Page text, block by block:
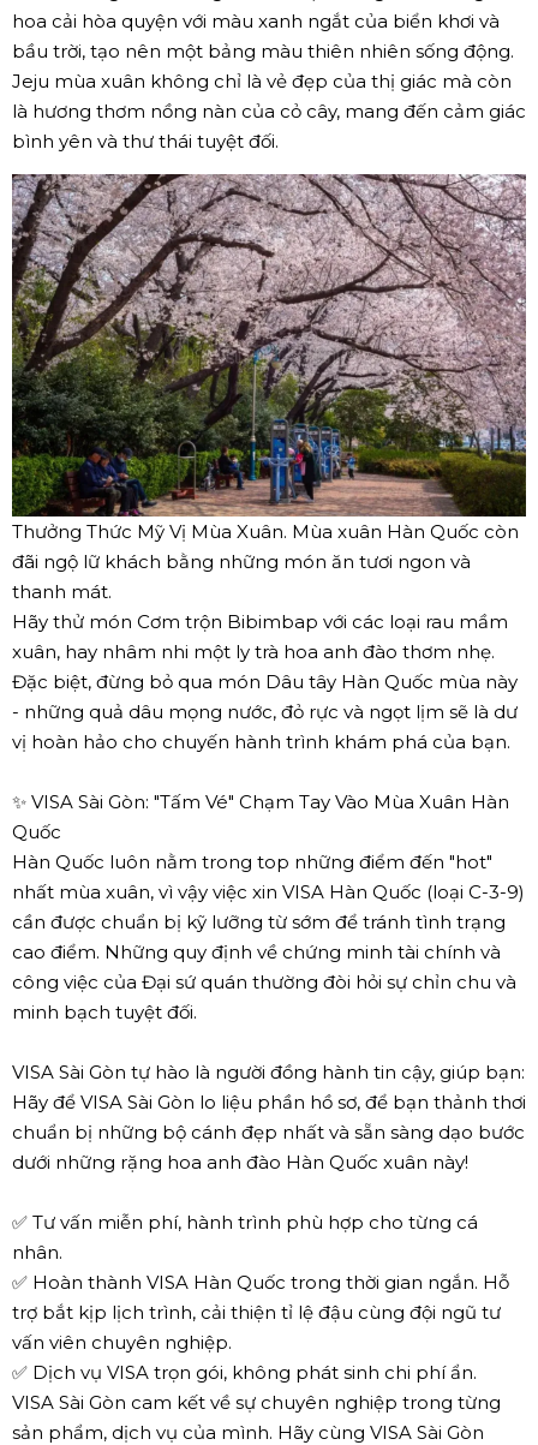
hoa cải hòa quyện với màu xanh ngắt của biển khơi và
bầu trời, tạo nên một bảng màu thiên nhiên sống động.
Jeju mùa xuân không chỉ là vẻ đẹp của thị giác mà còn
là hương thơm nồng nàn của cỏ cây, mang đến cảm giác
bình yên và thư thái tuyệt đối.
Thưởng Thức Mỹ Vị Mùa Xuân. Mùa xuân Hàn Quốc còn
đãi ngộ lữ khách bằng những món ăn tươi ngon và
thanh mát.
Hãy thử món Cơm trộn Bibimbap với các loại rau mầm
xuân, hay nhâm nhi một ly trà hoa anh đào thơm nhẹ.
Đặc biệt, đừng bỏ qua món Dâu tây Hàn Quốc mùa này
- những quả dâu mọng nước, đỏ rực và ngọt lịm sẽ là dư
vị hoàn hảo cho chuyến hành trình khám phá của bạn.
✨ VISA Sài Gòn: "Tấm Vé" Chạm Tay Vào Mùa Xuân Hàn
Quốc
Hàn Quốc luôn nằm trong top những điểm đến "hot"
nhất mùa xuân, vì vậy việc xin VISA Hàn Quốc (loại C-3-9)
cần được chuẩn bị kỹ lưỡng từ sớm để tránh tình trạng
cao điểm. Những quy định về chứng minh tài chính và
công việc của Đại sứ quán thường đòi hỏi sự chỉn chu và
minh bạch tuyệt đối.
VISA Sài Gòn tự hào là người đồng hành tin cậy, giúp bạn:
Hãy để VISA Sài Gòn lo liệu phần hồ sơ, để bạn thảnh thơi
chuẩn bị những bộ cánh đẹp nhất và sẵn sàng dạo bước
dưới những rặng hoa anh đào Hàn Quốc xuân này!
✅ Tư vấn miễn phí, hành trình phù hợp cho từng cá
nhân.
✅ Hoàn thành VISA Hàn Quốc trong thời gian ngắn. Hỗ
trợ bắt kịp lịch trình, cải thiện tỉ lệ đậu cùng đội ngũ tư
vấn viên chuyên nghiệp.
✅ Dịch vụ VISA trọn gói, không phát sinh chi phí ẩn.
VISA Sài Gòn cam kết về sự chuyên nghiệp trong từng
sản phẩm, dịch vụ của mình. Hãy cùng VISA Sài Gòn